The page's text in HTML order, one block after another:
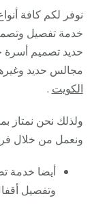
نوفر لكم كافة
خدمة تفصيل
حديد تصميم أسرة
مجالس حديد
الكويت .
ولذلك نحن نمتاز
ونعمل من خلال
أيضا خدمة
وتفصيل